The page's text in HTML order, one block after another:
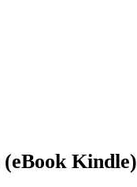
Kindle)